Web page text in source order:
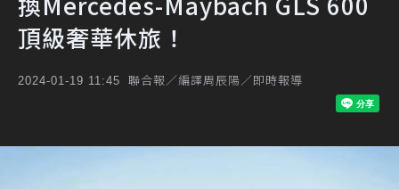
頂級奢華休旅！
2024-01-19 11:45 聯合報／編譯周辰陽／即時報導